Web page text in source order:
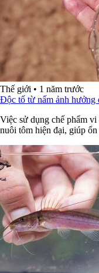
Thế giới • 1 năm trước
Độc tố từ nấm ảnh hưởng
Việc sử dụng chế phẩm
nuôi tôm hiện đại, giúp